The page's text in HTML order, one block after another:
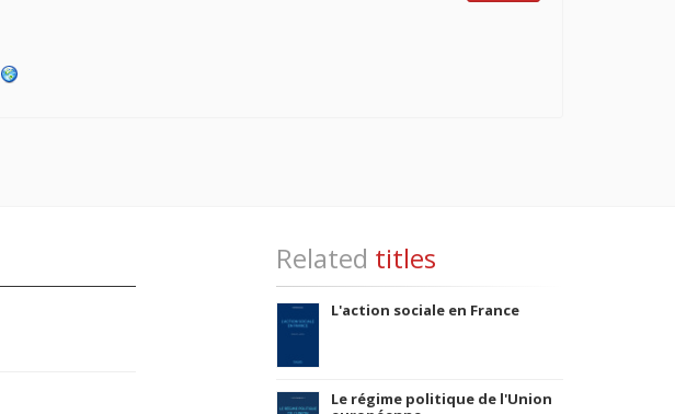
Related titles
L'action sociale en France
Le régime politique de l'Union